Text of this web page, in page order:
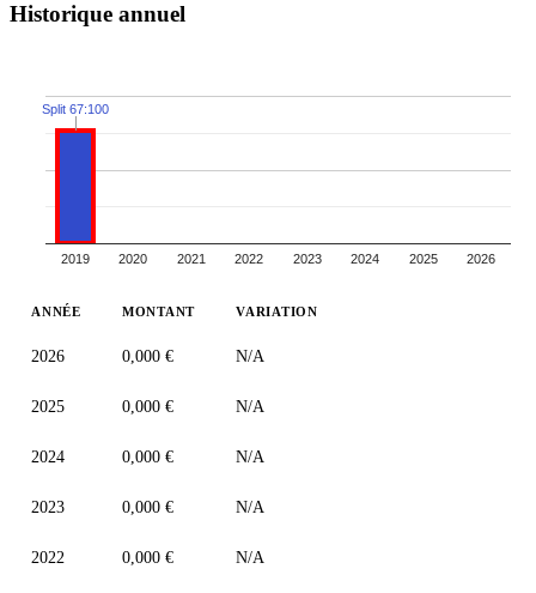
Historique annuel
2019 2020 2021 2022 2023 2024 2025 2026
Split 67:100
ANNÉE MONTANT VARIATION
2026 0,000 € N/A
2025 0,000 € N/A
2024 0,000 € N/A
2023 0,000 € N/A
2022 0,000 € N/A